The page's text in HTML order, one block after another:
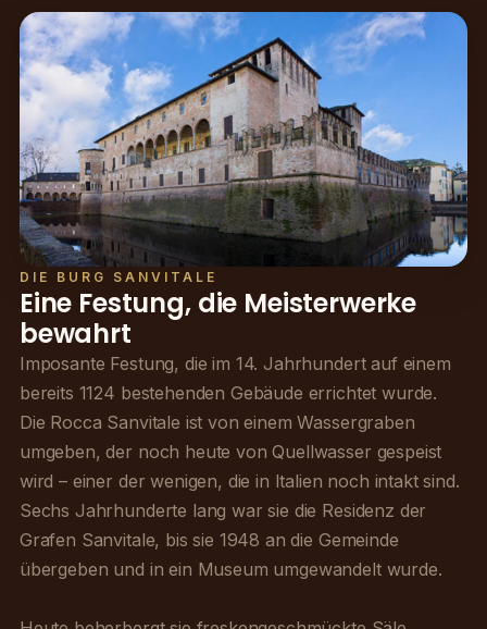
DIE BURG SANVITALE
Eine Festung, die Meisterwerke
bewahrt
Imposante Festung, die im 14. Jahrhundert auf einem
bereits 1124 bestehenden Gebäude errichtet wurde.
Die Rocca Sanvitale ist von einem Wassergraben
umgeben, der noch heute von Quellwasser gespeist
wird – einer der wenigen, die in Italien noch intakt sind.
Sechs Jahrhunderte lang war sie die Residenz der
Grafen Sanvitale, bis sie 1948 an die Gemeinde
übergeben und in ein Museum umgewandelt wurde.